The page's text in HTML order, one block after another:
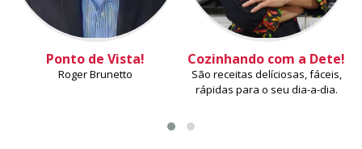
Ponto de Vista!
Roger Brunetto
Cozinhando com a Dete!
São receitas delíciosas, fáceis,
rápidas para o seu dia-a-dia.